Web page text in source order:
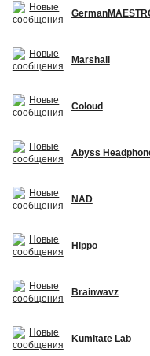
Marshall
Coloud
Abyss
NAD
Hippo
Brainwavz
Kumitate Lab